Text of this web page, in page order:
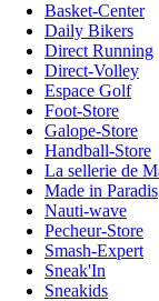
Basket-Center
Daily Bikers
Direct Running
Direct-Volley
Espace Golf
Foot-Store
Galope-Store
Handball-Store
La sellerie de
Made in Paradis
Nauti-wave
Pecheur-Store
Smash-Expert
Sneak'In
Sneakids